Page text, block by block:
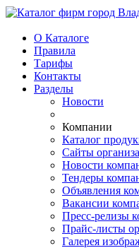
О Каталоге
Правила
Тарифы
Контакты
Разделы
Новости
Компании
Каталог
Сайты
Новости
Тендеры
Объявления
Вакансии
Пресс-релизы
Прайс-листы
Галерея